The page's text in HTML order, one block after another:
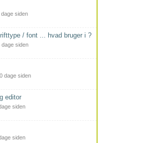
siden
/ font ... hvad bruger i ?
siden
dage siden
editor
siden
siden